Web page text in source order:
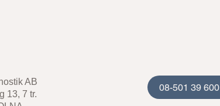
AB
13, 7 tr.
08-501 39 600